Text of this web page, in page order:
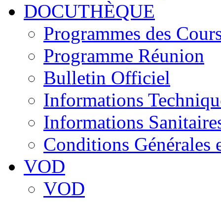
DOCUTHÈQUE
Programmes des
Programme Réunion
Bulletin Officiel
Informations
Informations
Conditions Générales
VOD
VOD